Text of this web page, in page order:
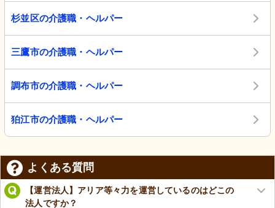
杉並区の介護職・ヘルパー
三鷹市の介護職・ヘルパー
調布市の介護職・ヘルパー
狛江市の介護職・ヘルパー
よくある質問
【運営法人】アリア等々力を運営しているのはどこの
法人ですか？